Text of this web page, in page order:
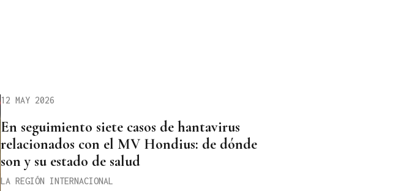
12 MAY 2026
En seguimiento siete casos de hantavirus
relacionados con el MV Hondius: de dónde
son y su estado de salud
LA REGIÓN INTERNACIONAL